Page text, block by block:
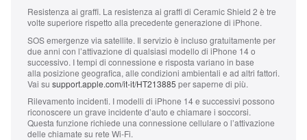
Resistenza ai graffi. La resistenza ai graffi di Ceramic Shield 2 è tre
volte superiore rispetto alla precedente generazione di iPhone.
SOS emergenze via satellite. Il servizio è incluso gratuitamente per
due anni con l’attivazione di qualsiasi modello di iPhone 14 o
successivo. I tempi di connessione e risposta variano in base
alla posizione geografica, alle condizioni ambientali e ad altri fattori.
Vai su support.apple.com/it-it/HT213885 per saperne di più.
Rilevamento incidenti. I modelli di iPhone 14 e successivi possono
riconoscere un grave incidente d’auto e chiamare i soccorsi.
Questa funzione richiede una connessione cellulare o l’attivazione
delle chiamate su rete Wi‑Fi.